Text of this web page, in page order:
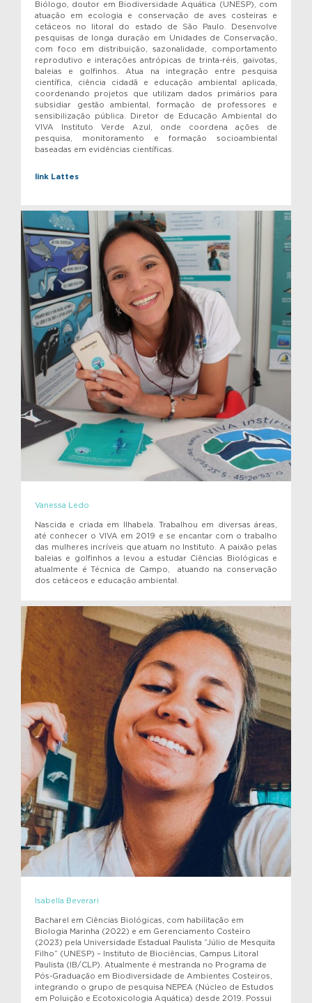
Biólogo, doutor em Biodiversidade Aquática (UNESP), com
atuação em ecologia e conservação de aves costeiras e
cetáceos no litoral do estado de São Paulo. Desenvolve
pesquisas de longa duração em Unidades de Conservação,
com foco em distribuição, sazonalidade, comportamento
reprodutivo e interações antrópicas de trinta-réis, gaivotas,
baleias e golfinhos. Atua na integração entre pesquisa
científica, ciência cidadã e educação ambiental aplicada,
coordenando projetos que utilizam dados primários para
subsidiar gestão ambiental, formação de professores e
sensibilização pública. Diretor de Educação Ambiental do
VIVA Instituto Verde Azul, onde coordena ações de
pesquisa, monitoramento e formação socioambiental
baseadas em evidências científicas.
link Lattes
Vanessa Ledo
Nascida e criada em Ilhabela. Trabalhou em diversas áreas,
até conhecer o VIVA em 2019 e se encantar com o trabalho
das mulheres incríveis que atuam no Instituto. A paixão pelas
baleias e golfinhos a levou a estudar Ciências Biológicas e
atualmente é Técnica de Campo, atuando na conservação
dos cetáceos e educação ambiental.
Isabella Beverari
Bacharel em Ciências Biológicas, com habilitação em
Biologia Marinha (2022) e em Gerenciamento Costeiro
(2023) pela Universidade Estadual Paulista “Júlio de Mesquita
Filho” (UNESP) – Instituto de Biociências, Campus Litoral
Paulista (IB/CLP). Atualmente é mestranda no Programa de
Pós-Graduação em Biodiversidade de Ambientes Costeiros,
integrando o grupo de pesquisa NEPEA (Núcleo de Estudos
em Poluição e Ecotoxicologia Aquática) desde 2019. Possui